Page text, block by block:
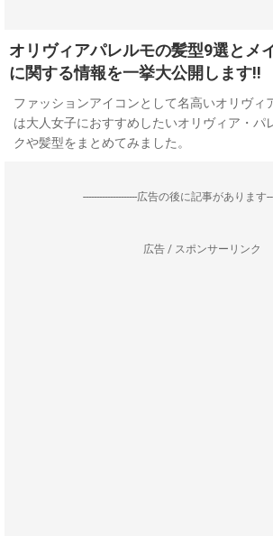
オリヴィアパレルモの髪型9選とメ
に関する情報を一挙大公開します!!
ファッションアイコンとして名高いオリヴィ
は大人女子におすすめしたいオリヴィア・パ
クや髪型をまとめてみました。
--------------------広告の後に記事があります
広告 / スポンサーリンク